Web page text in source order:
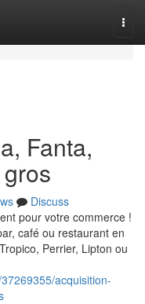
Fanta,
Discuss
pour votre commerce !
café ou restaurant en
Perrier, Lipton ou
acquisition-